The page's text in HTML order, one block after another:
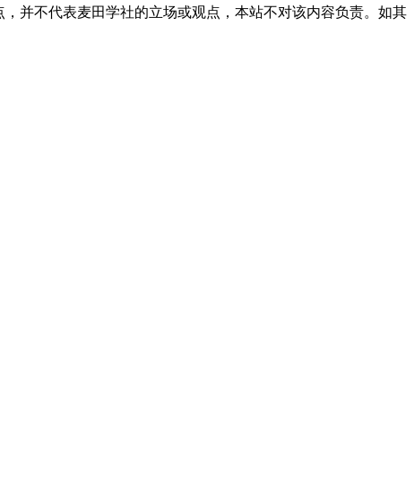
并不代表麦田学社的立场或观点，本站不对该内容负责。如其